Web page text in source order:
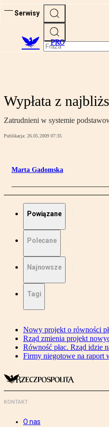
Serwisy
PRO
Wypłata z
Zatrudnieni w systemie
Publikacja: 26.05.2009 07:35
Marta Gadomska
Powiązane
Polecane
Najnowsze
Tagi
Nowy projekt o równości
Rząd zmienia projekt
Równość płac. Rząd idzie
Firmy niegotowe na raport
KONTAKT
O nas